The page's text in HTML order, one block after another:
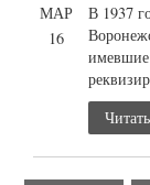
МАР
16
В 1937
имевшие